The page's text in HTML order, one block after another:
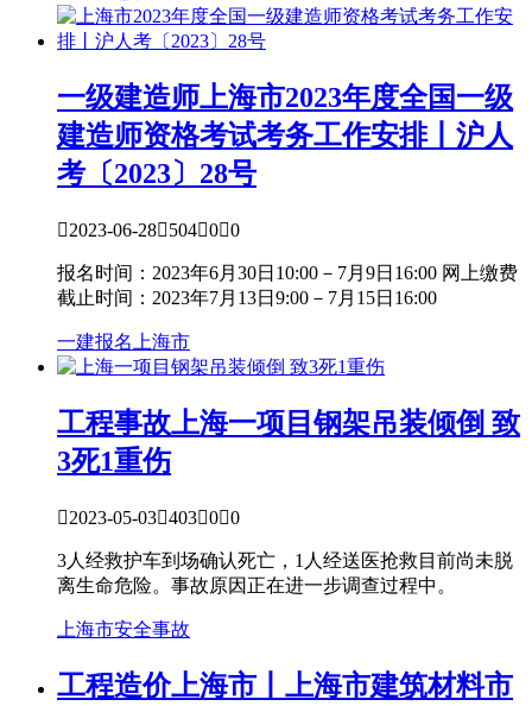
一级建造师上海市2023年度全国一级
建造师资格考试考务工作安排丨沪人
考〔2023〕28号
2023-06-2850400
报名时间：2023年6月30日10:00－7月9日16:00 网上缴费
截止时间：2023年7月13日9:00－7月15日16:00
一建报名 上海市
工程事故上海一项目钢架吊装倾倒 致
3死1重伤
2023-05-0340300
3人经救护车到场确认死亡，1人经送医抢救目前尚未脱
离生命危险。事故原因正在进一步调查过程中。
上海市安全事故
工程造价上海市丨上海市建筑材料市